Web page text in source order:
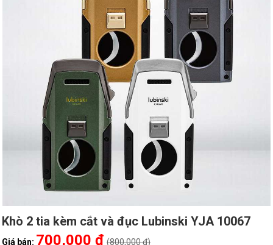
Khò 2 tia kèm cắt và đục Lubinski YJA 10067
Giá bán: 700,000 ₫ (800,000 ₫)